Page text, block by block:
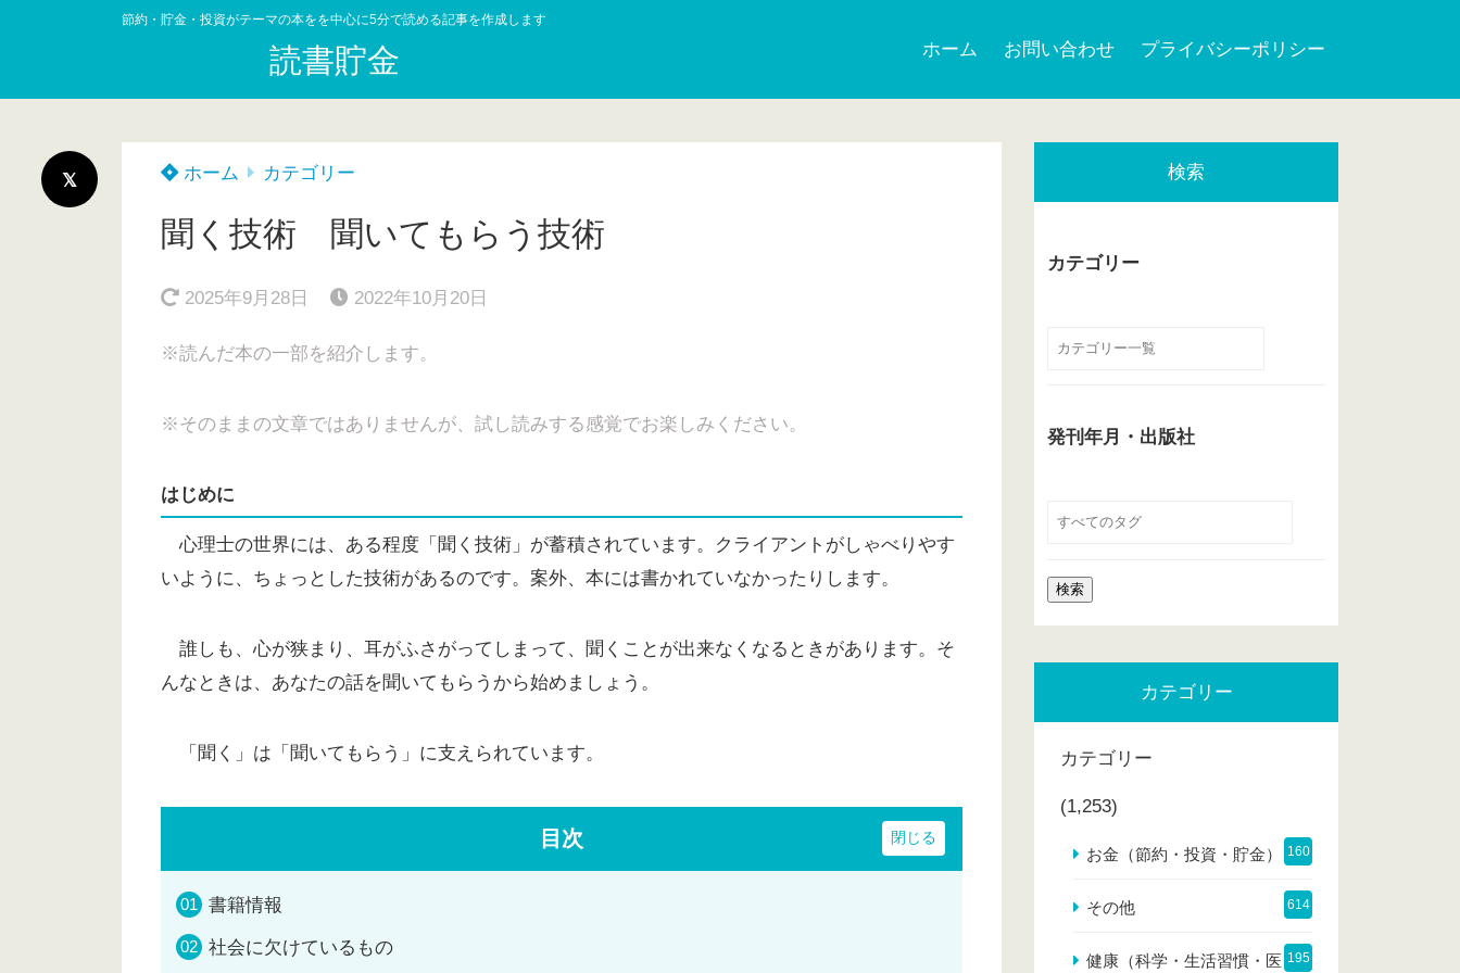
節約・貯金・投資がテーマの本をを中心に5分で読める記事を作成します
読書貯金 ホーム お問い合わせ プライバシーポリシー
ホーム カテゴリー
聞く技術 聞いてもらう技術
2025年9月28日 2022年10月20日
※読んだ本の一部を紹介します。
※そのままの文章ではありませんが、試し読みする感覚でお楽しみください。
はじめに
心理士の世界には、ある程度「聞く技術」が蓄積されています。クライアントがしゃべりやす
いように、ちょっとした技術があるのです。案外、本には書かれていなかったりします。
誰しも、心が狭まり、耳がふさがってしまって、聞くことが出来なくなるときがあります。そ
んなときは、あなたの話を聞いてもらうから始めましょう。
「聞く」は「聞いてもらう」に支えられています。
目次
書籍情報
社会に欠けているもの
検索
カテゴリー
発刊年月・出版社
カテゴリー
カテゴリー
(1,253)
お金（節約・投資・貯金） 160
その他 614
健康（科学・生活習慣・医 195